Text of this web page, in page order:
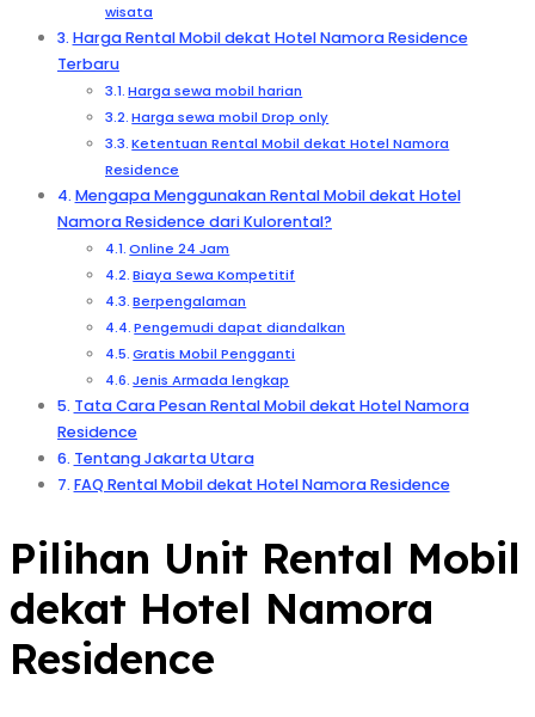
wisata
Harga Rental Mobil dekat Hotel Namora Residence
Terbaru
Harga sewa mobil harian
Harga sewa mobil Drop only
Ketentuan Rental Mobil dekat Hotel Namora
Residence
Mengapa Menggunakan Rental Mobil dekat Hotel
Namora Residence dari Kulorental?
Online 24 Jam
Biaya Sewa Kompetitif
Berpengalaman
Pengemudi dapat diandalkan
Gratis Mobil Pengganti
Jenis Armada lengkap
Tata Cara Pesan Rental Mobil dekat Hotel Namora
Residence
Tentang Jakarta Utara
FAQ Rental Mobil dekat Hotel Namora Residence
Pilihan Unit Rental Mobil
dekat Hotel Namora
Residence